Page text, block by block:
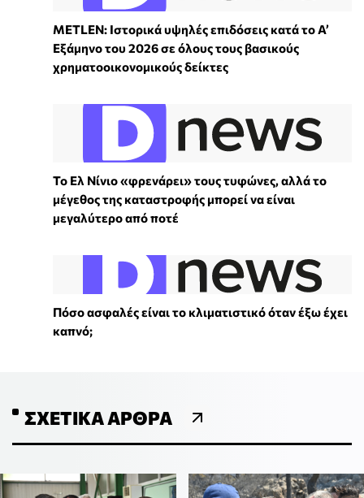
METLEN: Ιστορικά υψηλές επιδόσεις κατά το Α’
Εξάμηνο του 2026 σε όλους τους βασικούς
χρηματοοικονομικούς δείκτες
Το Ελ Νίνιο «φρενάρει» τους τυφώνες, αλλά το
μέγεθος της καταστροφής μπορεί να είναι
μεγαλύτερο από ποτέ
Πόσο ασφαλές είναι το κλιματιστικό όταν έξω έχει
καπνό;
ΣΧΕΤΙΚΆ ΆΡΘΡΑ